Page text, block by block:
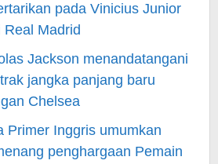
pada Vinicius Junior
Real Madrid
Jackson menandatangani
jangka panjang baru
Chelsea
Primer Inggris umumkan
penghargaan Pemain